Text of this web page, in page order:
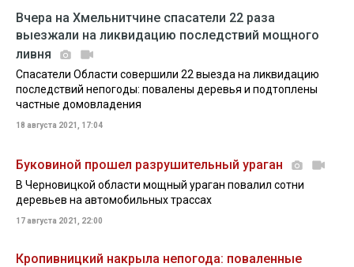
Вчера на Хмельнитчине спасатели 22 раза
выезжали на ликвидацию последствий мощного
ливня
Спасатели Области совершили 22 выезда на ликвидацию
последствий непогоды: повалены деревья и подтоплены
частные домовладения
18 августа 2021, 17:04
Буковиной прошел разрушительный ураган
В Черновицкой области мощный ураган повалил сотни
деревьев на автомобильных трассах
17 августа 2021, 22:00
Кропивницкий накрыла непогода: поваленные